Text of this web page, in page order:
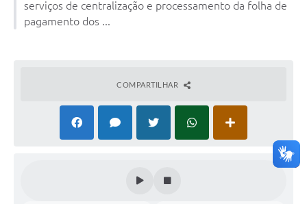
serviços de centralização e processamento da folha de
pagamento dos ...
COMPARTILHAR